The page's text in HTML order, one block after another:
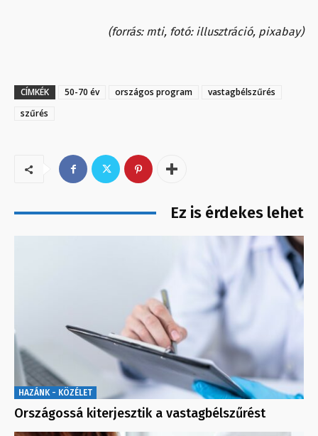
(forrás: mti, fotó: illusztráció, pixabay)
CÍMKÉK 50-70 év országos program
vastagbélszűrés
szűrés
Ez is érdekes lehet
HAZÁNK - KÖZÉLET
Országossá kiterjesztik a vastagbélszűrést